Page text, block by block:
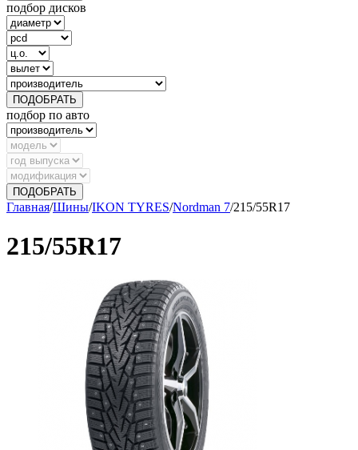
подбор дисков
ПОДОБРАТЬ
подбор по авто
ПОДОБРАТЬ
Главная/Шины/IKON TYRES/Nordman 7/215/55R17
215/55R17